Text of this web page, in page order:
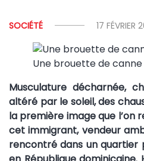
SOCIÉTÉ 17 FÉVRIER
Une brouette de
Musculature décharnée,
altéré par le soleil, des
la première image que l’on
cet immigrant, vendeur
rencontré dans un quartier